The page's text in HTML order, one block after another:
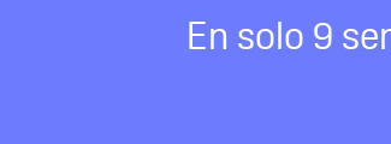
En solo 9